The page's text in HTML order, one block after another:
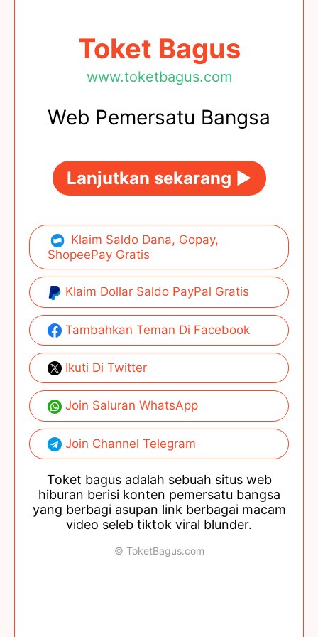
Toket Bagus
www.toketbagus.com
Web Pemersatu Bangsa
Lanjutkan sekarang ►
Klaim Saldo Dana, Gopay,
ShopeePay Gratis
Klaim Dollar Saldo PayPal Gratis
Tambahkan Teman Di Facebook
Ikuti Di Twitter
Join Saluran WhatsApp
Join Channel Telegram
Toket bagus adalah sebuah situs web
hiburan berisi konten pemersatu bangsa
yang berbagi asupan link berbagai macam
video seleb tiktok viral blunder.
© ToketBagus.com